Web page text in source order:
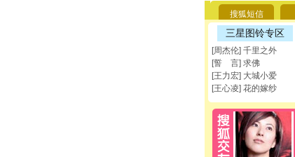
搜狐短信
三星图铃专区
[周杰伦] 千里之外
[誓 言] 求佛
[王力宏] 大城小爱
[王心凌] 花的嫁纱